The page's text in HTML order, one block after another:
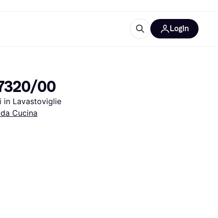
Login
00
in Lavastoviglie
Cucina